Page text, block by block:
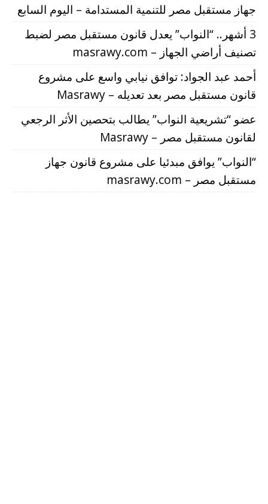
جهاز مستقبل مصر للتنمية المستدامة – اليوم السابع
3 أشهر.. “النواب” يعدل قانون مستقبل مصر لضبط
تصنيف أراضي الجهاز – masrawy.com
أحمد عبد الجواد: توافق نيابي واسع على مشروع
قانون مستقبل مصر بعد تعديله – Masrawy
عضو “تشريعية النواب” يطالب بتحصين الأثر الرجعي
لقانون مستقبل مصر – Masrawy
“النواب” يوافق مبدئيا على مشروع قانون جهاز
مستقبل مصر – masrawy.com